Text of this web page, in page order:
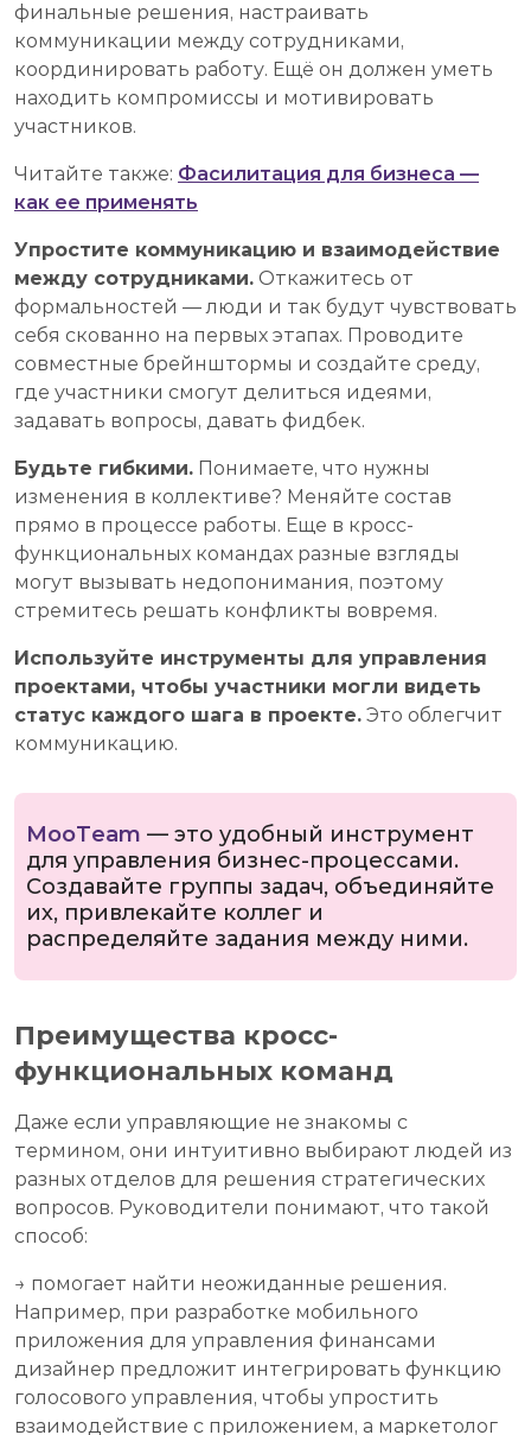
финальные решения, настраивать
коммуникации между сотрудниками,
координировать работу. Ещё он должен уметь
находить компромиссы и мотивировать
участников.
Читайте также: Фасилитация для бизнеса —
как ее применять
Упростите коммуникацию и взаимодействие
между сотрудниками. Откажитесь от
формальностей — люди и так будут чувствовать
себя скованно на первых этапах. Проводите
совместные брейнштормы и создайте среду,
где участники смогут делиться идеями,
задавать вопросы, давать фидбек.
Будьте гибкими. Понимаете, что нужны
изменения в коллективе? Меняйте состав
прямо в процессе работы. Еще в кросс-
функциональных командах разные взгляды
могут вызывать недопонимания, поэтому
стремитесь решать конфликты вовремя.
Используйте инструменты для управления
проектами, чтобы участники могли видеть
статус каждого шага в проекте. Это облегчит
коммуникацию.
MooTeam — это удобный инструмент
для управления бизнес-процессами.
Создавайте группы задач, объединяйте
их, привлекайте коллег и
распределяйте задания между ними.
Преимущества кросс-
функциональных команд
Даже если управляющие не знакомы с
термином, они интуитивно выбирают людей из
разных отделов для решения стратегических
вопросов. Руководители понимают, что такой
способ:
→ помогает найти неожиданные решения.
Например, при разработке мобильного
приложения для управления финансами
дизайнер предложит интегрировать функцию
голосового управления, чтобы упростить
взаимодействие с приложением, а маркетолог